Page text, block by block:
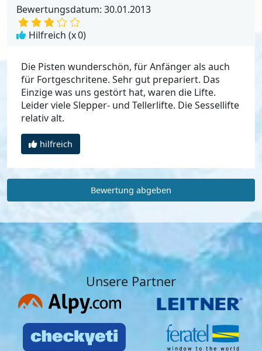
Bewertungsdatum: 30.01.2013
Hilfreich (x0)
Die Pisten wunderschön, für Anfänger als auch
für Fortgeschritene. Sehr gut prepariert. Das
Einzige was uns gestört hat, waren die Lifte.
Leider viele Slepper- und Tellerlifte. Die Sessellifte
relativ alt.
hilfreich
Bewertung abgeben
Unsere Partner